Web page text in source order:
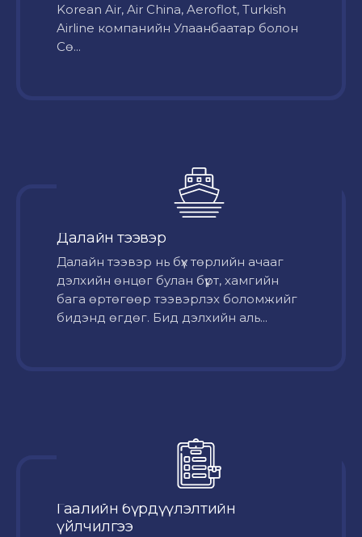
Korean Air, Air China, Aeroflot, Turkish
Airline компанийн Улаанбаатар болон
Сө...
Далайн тээвэр
Далайн тээвэр нь бүх төрлийн ачааг
дэлхийн өнцөг булан бүрт, хамгийн
бага өртөгөөр тээвэрлэх боломжийг
бидэнд өгдөг. Бид дэлхийн аль...
Гаалийн бүрдүүлэлтийн
үйлчилгээ